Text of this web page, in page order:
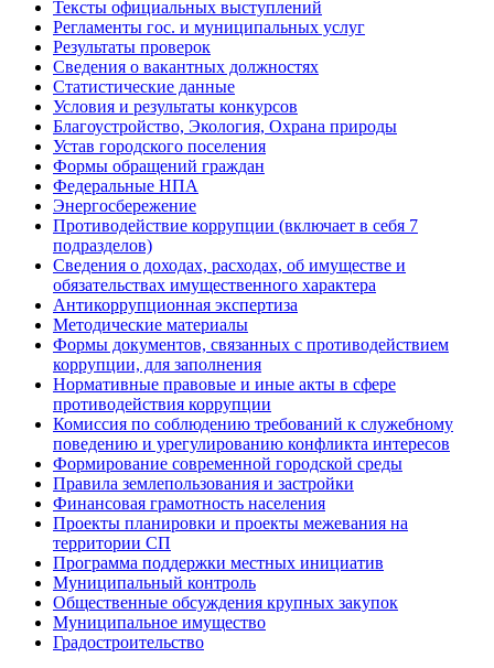
Тексты официальных выступлений
Регламенты гос. и муниципальных услуг
Результаты проверок
Сведения о вакантных должностях
Статистические данные
Условия и результаты конкурсов
Благоустройство, Экология, Охрана природы
Устав городского поселения
Формы обращений граждан
Федеральные НПА
Энергосбережение
Противодействие коррупции (включает в себя 7
подразделов)
Сведения о доходах, расходах, об имуществе и
обязательствах имущественного характера
Антикоррупционная экспертиза
Методические материалы
Формы документов, связанных с противодействием
коррупции, для заполнения
Нормативные правовые и иные акты в сфере
противодействия коррупции
Комиссия по соблюдению требований к служебному
поведению и урегулированию конфликта интересов
Формирование современной городской среды
Правила землепользования и застройки
Финансовая грамотность населения
Проекты планировки и проекты межевания на
территории СП
Программа поддержки местных инициатив
Муниципальный контроль
Общественные обсуждения крупных закупок
Муниципальное имущество
Градостроительство